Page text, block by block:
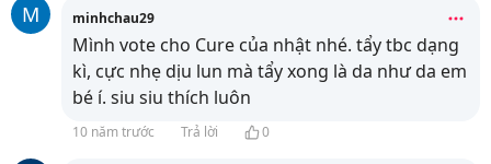
M minhchau29
Mình vote cho Cure của nhật nhé. tẩy tbc dạng
kì, cực nhẹ dịu lun mà tẩy xong là da như da em
bé í. siu siu thích luôn
10 năm trước Trả lời 0